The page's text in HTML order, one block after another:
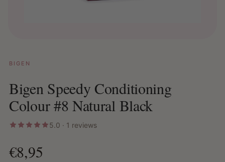
BIGEN
Bigen Speedy Conditioning
Colour #8 Natural Black
5.0 · 1 reviews
€8,95